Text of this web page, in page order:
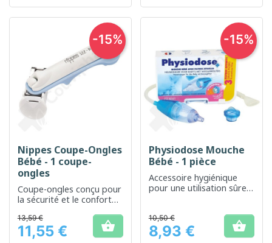
Nippes Coupe-Ongles
Bébé - 1 coupe-
ongles
Coupe-ongles conçu pour
la sécurité et le confort
Prix
13,59 €
11,55 € 
-15%
Physiodose Mouche
Bébé - 1 pièce
Accessoire hygiénique
pour une utilisation sûre
Prix
10,50 €
8,93 € 
-15%